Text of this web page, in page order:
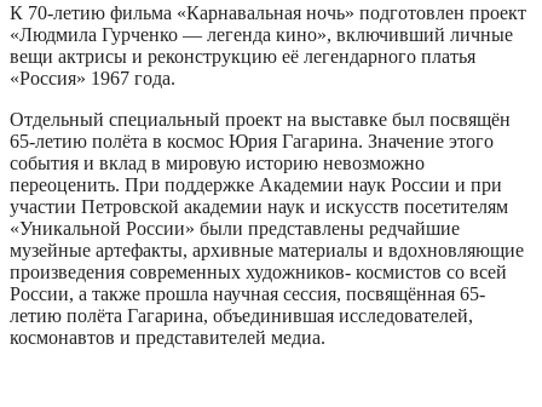
К 70-летию фильма «Карнавальная ночь» подготовлен проект
«Людмила Гурченко — легенда кино», включивший личные
вещи актрисы и реконструкцию её легендарного платья
«Россия» 1967 года.
Отдельный специальный проект на выставке был посвящён
65-летию полёта в космос Юрия Гагарина. Значение этого
события и вклад в мировую историю невозможно
переоценить. При поддержке Академии наук России и при
участии Петровской академии наук и искусств посетителям
«Уникальной России» были представлены редчайшие
музейные артефакты, архивные материалы и вдохновляющие
произведения современных художников- космистов со всей
России, а также прошла научная сессия, посвящённая 65-
летию полёта Гагарина, объединившая исследователей,
космонавтов и представителей медиа.